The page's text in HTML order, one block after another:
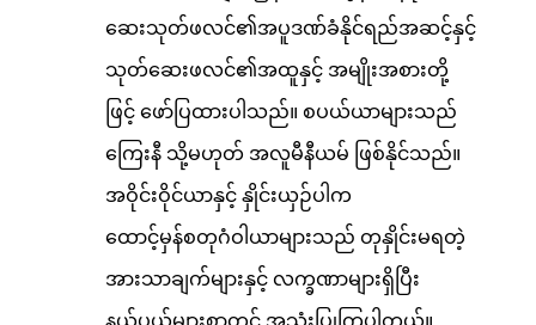
ဆေးသုတ်ဖလင်၏အပူဒဏ်ခံနိုင်ရည်အဆင့်နှင့်
သုတ်ဆေးဖလင်၏အထူနှင့် အမျိုးအစားတို့
ဖြင့် ဖော်ပြထားပါသည်။ စပယ်ယာများသည်
ကြေးနီ သို့မဟုတ် အလူမီနီယမ် ဖြစ်နိုင်သည်။
အဝိုင်းဝိုင်ယာနှင့် နှိုင်းယှဉ်ပါက
ထောင့်မှန်စတုဂံဝါယာများသည် တုနှိုင်းမရတဲ့
အားသာချက်များနှင့် လက္ခဏာများရှိပြီး
နယ်ပယ်များစွာတွင် အသုံးပြုကြပါတယ်။